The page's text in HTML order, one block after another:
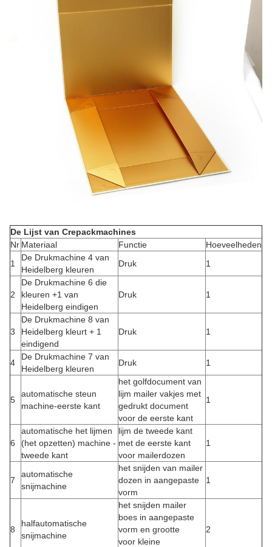
De Lijst van Crepackmachines
Nr Materiaal Functie
Hoeveelheden
1
De Drukmachine 4 van
Heidelberg kleuren
Druk 1
2
De Drukmachine 6 die
kleuren +1 van
Heidelberg eindigen
Druk 1
3
De Drukmachine 8 van
Heidelberg kleurt + 1
eindigend
Druk 1
4
De Drukmachine 7 van
Heidelberg kleuren
Druk 1
5
automatische steun
machine-eerste kant
het golfdocument van
lijm mailer vakjes met
gedrukt document
voor de eerste kant
1
6
automatische het lijmen
(het opzetten) machine -
tweede kant
lijm de tweede kant
met de eerste kant
voor mailerdozen
1
7
automatische
snijmachine
het snijden van mailer
dozen in aangepaste
vorm
1
8
halfautomatische
snijmachine
het snijden mailer
boes in aangepaste
vorm en grootte
voor kleine
2